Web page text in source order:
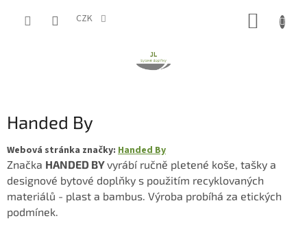
CZK
Handed By
Webová stránka značky: Handed By
Značka HANDED BYvyrábí ručně pletené koše, tašky a
designové bytové doplňky s použitím recyklovaných
materiálů - plast a bambus. Výroba probíhá za etických
podmínek.